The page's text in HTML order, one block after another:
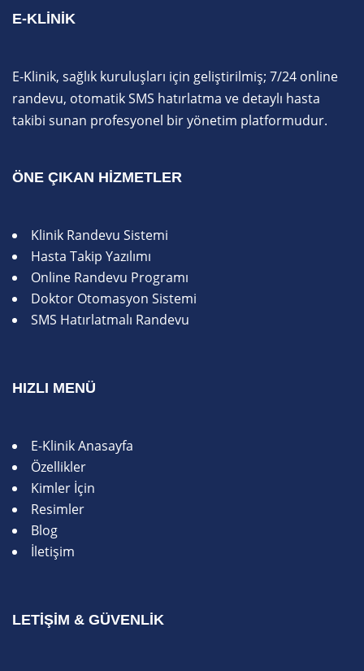
E-KLINIK
E-Klinik, sağlık kuruluşları için geliştirilmiş; 7/24 online
randevu, otomatik SMS hatırlatma ve detaylı hasta
takibi sunan profesyonel bir yönetim platformudur.
ÖNE ÇIKAN HIZMETLER
Klinik Randevu Sistemi
Hasta Takip Yazılımı
Online Randevu Programı
Doktor Otomasyon Sistemi
SMS Hatırlatmalı Randevu
HIZLI MENÜ
E-Klinik Anasayfa
Özellikler
Kimler İçin
Resimler
Blog
İletişim
LETIŞIM & GÜVENLIK